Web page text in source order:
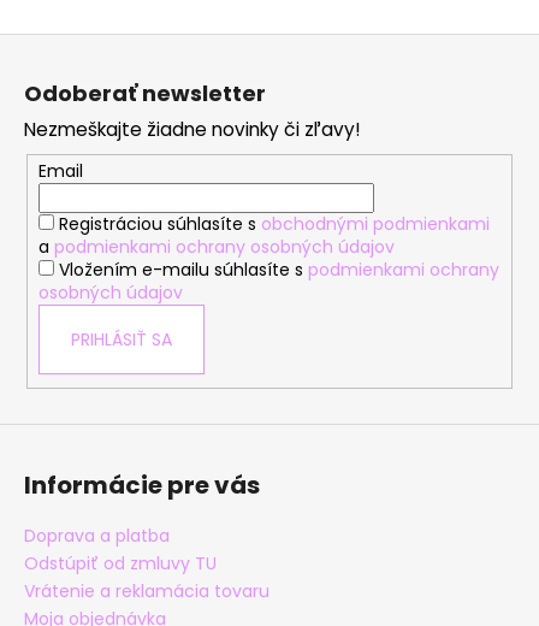
Z
Odoberať newsletter
Nezmeškajte žiadne novinky či zľavy!
Email
Registráciou súhlasíte s obchodnými podmienkami
a podmienkami ochrany osobných údajov
Vložením e-mailu súhlasíte s podmienkami ochrany
osobných údajov
PRIHLÁSIŤ SA
Informácie pre vás
Doprava a platba
Odstúpiť od zmluvy TU
Vrátenie a reklamácia tovaru
Moja objednávka